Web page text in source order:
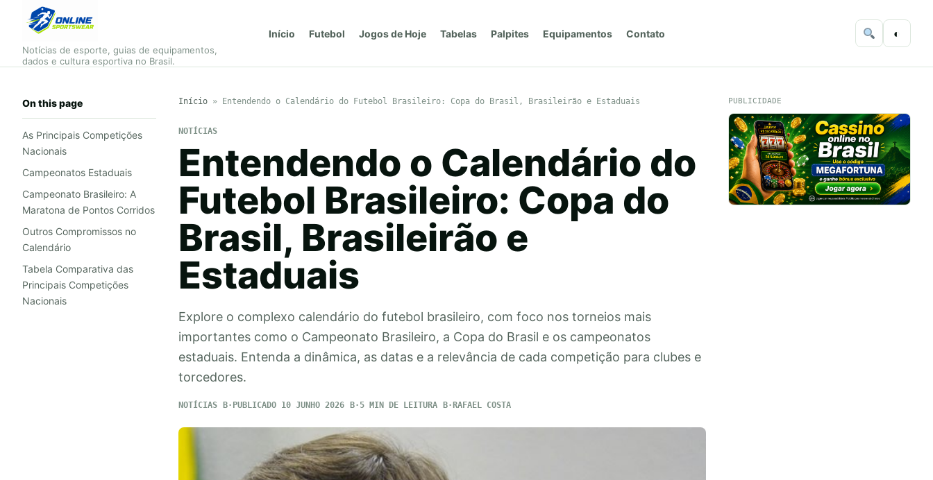
Notícias de esporte, guias de equipamentos,
dados e cultura esportiva no Brasil.
Início Futebol Jogos de Hoje Tabelas Palpites Equipamentos Contato ◐
On this page
As Principais Competições
Nacionais
Campeonatos Estaduais
Campeonato Brasileiro: A
Maratona de Pontos Corridos
Outros Compromissos no
Calendário
Tabela Comparativa das
Principais Competições
Nacionais
Início» Entendendo o Calendário do Futebol Brasileiro: Copa do Brasil, Brasileirão e Estaduais
NOTÍCIAS
Entendendo o Calendário do
Futebol Brasileiro: Copa do
Brasil, Brasileirão e
Estaduais
Explore o complexo calendário do futebol brasileiro, com foco nos torneios mais
importantes como o Campeonato Brasileiro, a Copa do Brasil e os campeonatos
estaduais. Entenda a dinâmica, as datas e a relevância de cada competição para clubes e
torcedores.
NOTÍCIAS PUBLICADO 10 JUNHO 2026 5 MIN DE LEITURA RAFAEL COSTA
PUBLICIDADE